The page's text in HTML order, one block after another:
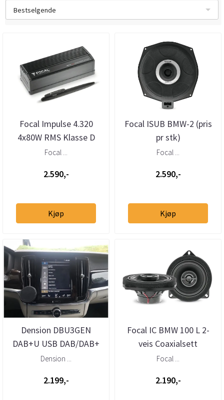
Bestselgende
Focal Impulse 4.320
4x80W RMS Klasse D
Forsterker
Focal ...
2.590,-
Kjøp
Focal ISUB BMW-2 (pris
pr stk)
Focal ...
2.590,-
Kjøp
Dension DBU3GEN
DAB+U USB DAB/DAB+
mottaker – helintegrert
Dension ...
2.199,-
Focal IC BMW 100 L 2-
veis Coaxialsett
Focal ...
2.190,-